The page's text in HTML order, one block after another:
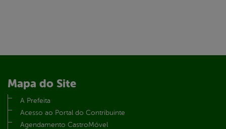
Mapa do Site
A Prefeita
Acesso ao Portal do Contribuinte
Agendamento CastroMóvel